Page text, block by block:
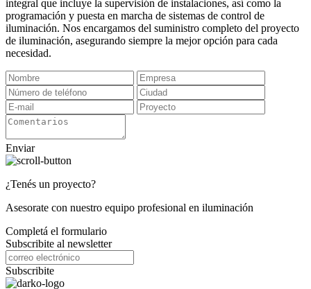
integral que incluye la supervisión de instalaciones, así como la
programación y puesta en marcha de sistemas de control de
iluminación. Nos encargamos del suministro completo del proyecto
de iluminación, asegurando siempre la mejor opción para cada
necesidad.
Enviar
¿Tenés un proyecto?
Asesorate con nuestro equipo profesional en iluminación
Completá el formulario
Subscribite al newsletter
Subscribite